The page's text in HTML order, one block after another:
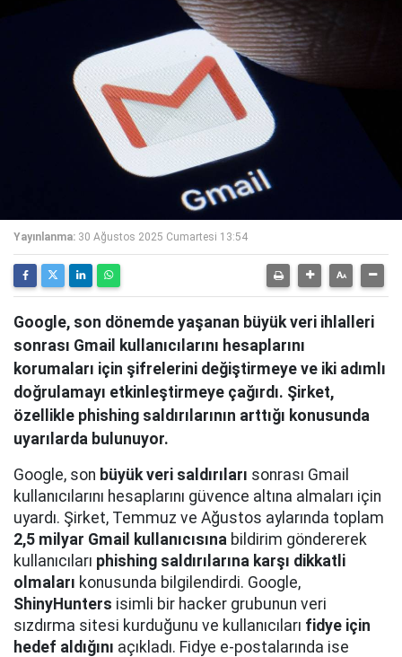
Yayınlanma: 30 Ağustos 2025 Cumartesi 13:54
Google, son dönemde yaşanan büyük veri ihlalleri
sonrası Gmail kullanıcılarını hesaplarını
korumaları için şifrelerini değiştirmeye ve iki adımlı
doğrulamayı etkinleştirmeye çağırdı. Şirket,
özellikle phishing saldırılarının arttığı konusunda
uyarılarda bulunuyor.
Google, son büyük veri saldırıları sonrası Gmail
kullanıcılarını hesaplarını güvence altına almaları için
uyardı. Şirket, Temmuz ve Ağustos aylarında toplam
2,5 milyar Gmail kullanıcısına bildirim göndererek
kullanıcıları phishing saldırılarına karşı dikkatli
olmaları konusunda bilgilendirdi. Google,
ShinyHunters isimli bir hacker grubunun veri
sızdırma sitesi kurduğunu ve kullanıcıları fidye için
hedef aldığını açıkladı. Fidye e-postalarında ise